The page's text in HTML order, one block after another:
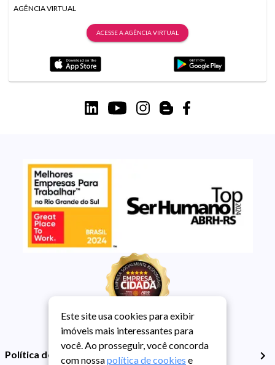
AGÊNCIA VIRTUAL
ACESSE A AGÊNCIA VIRTUAL
Política de Privacidade
Este site usa cookies para exibir
imóveis mais interessantes para
você. Ao prosseguir, você concorda
com nossapolítica de cookies e